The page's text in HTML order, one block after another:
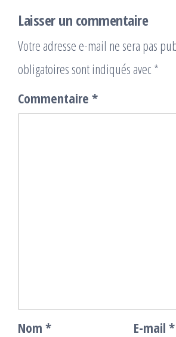
Laisser un commentaire
Votre adresse e-mail ne sera pas
obligatoires sont indiqués avec *
Commentaire *
Nom * E-mail *